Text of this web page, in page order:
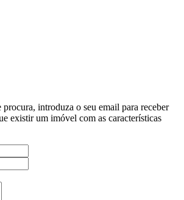
procura, introduza o seu email para receber
existir um imóvel com as características